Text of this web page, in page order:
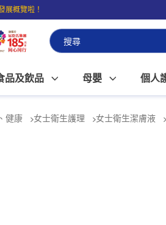
展概覽啦！
滿$100即可免費店取。
品及飲品 母嬰 個人
健康 女士衛生護理 女士衛生潔膚液